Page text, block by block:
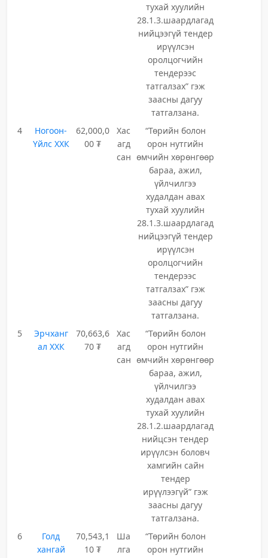
тухай хуулийн
28.1.3.шаардлагад
нийцээгүй тендер
ирүүлсэн
оролцогчийн
тендерээс
татгалзах” гэж
заасны дагуу
татгалзана.
4
Ногоон-
Үйлс ХХК
62,000,0
00 ₮
Хас
агд
сан
“Төрийн болон
орон нутгийн
өмчийн хөрөнгөөр
бараа, ажил,
үйлчилгээ
худалдан авах
тухай хуулийн
28.1.3.шаардлагад
нийцээгүй тендер
ирүүлсэн
оролцогчийн
тендерээс
татгалзах” гэж
заасны дагуу
татгалзана.
5
Эрчханг
ал ХХК
70,663,6
70 ₮
Хас
агд
сан
“Төрийн болон
орон нутгийн
өмчийн хөрөнгөөр
бараа, ажил,
үйлчилгээ
худалдан авах
тухай хуулийн
28.1.2.шаардлагад
нийцсэн тендер
ирүүлсэн боловч
хамгийн сайн
тендер
ирүүлээгүй” гэж
заасны дагуу
татгалзана.
6
Голд
хангай
70,543,1
10 ₮
Ша
лга
“Төрийн болон
орон нутгийн